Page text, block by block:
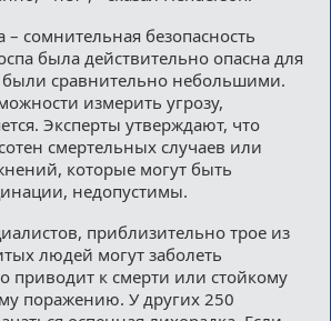
– сомнительная безопасность
была действительно опасна для
были сравнительно небольшими.
измерить угрозу,
Эксперты утверждают, что
смертельных случаев или
которые могут быть
недопустимы.
приблизительно трое из
людей могут заболеть
приводит к смерти или стойкому
поражению. У других 250